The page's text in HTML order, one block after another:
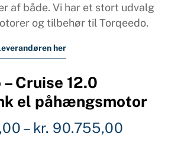
af både. Vi har et stort udvalg
og tilbehør til Torqeedo.
her
Cruise 12.0
el påhængsmotor
– kr. 90.755,00